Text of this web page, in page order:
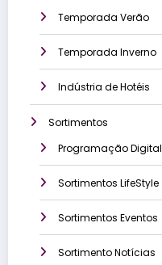
Temporada Verão
Temporada Inverno
Indústria de Hotéis
Sortimentos
Programação Digital
Sortimentos LifeStyle
Sortimentos Eventos
Sortimento Notícias